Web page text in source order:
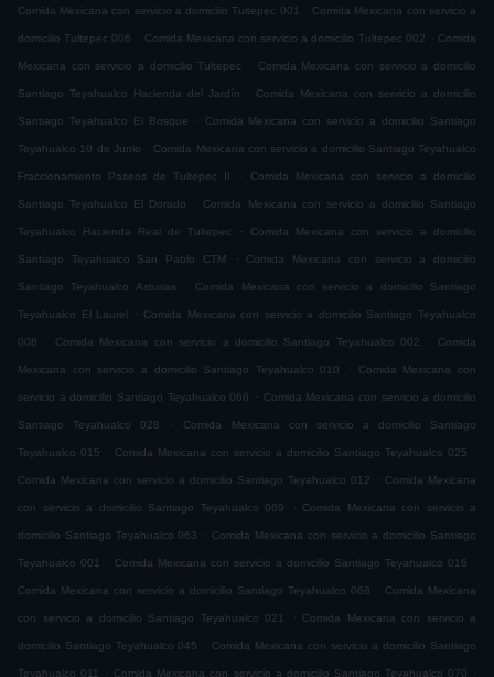
Comida Mexicana con servicio a domicilio Tultepec 001 . Comida Mexicana con servicio a
domicilio Tultepec 006 . Comida Mexicana con servicio a domicilio Tultepec 002 . Comida
Mexicana con servicio a domicilio Tultepec . Comida Mexicana con servicio a domicilio
Santiago Teyahualco Hacienda del Jardín . Comida Mexicana con servicio a domicilio
Santiago Teyahualco El Bosque . Comida Mexicana con servicio a domicilio Santiago
Teyahualco 10 de Junio . Comida Mexicana con servicio a domicilio Santiago Teyahualco
Fraccionamiento Paseos de Tultepec II . Comida Mexicana con servicio a domicilio
Santiago Teyahualco El Dorado . Comida Mexicana con servicio a domicilio Santiago
Teyahualco Hacienda Real de Tultepec . Comida Mexicana con servicio a domicilio
Santiago Teyahualco San Pablo CTM . Comida Mexicana con servicio a domicilio
Santiago Teyahualco Asturias . Comida Mexicana con servicio a domicilio Santiago
Teyahualco El Laurel . Comida Mexicana con servicio a domicilio Santiago Teyahualco
008 . Comida Mexicana con servicio a domicilio Santiago Teyahualco 002 . Comida
Mexicana con servicio a domicilio Santiago Teyahualco 010 . Comida Mexicana con
servicio a domicilio Santiago Teyahualco 066 . Comida Mexicana con servicio a domicilio
Santiago Teyahualco 028 . Comida Mexicana con servicio a domicilio Santiago
Teyahualco 015 . Comida Mexicana con servicio a domicilio Santiago Teyahualco 025 .
Comida Mexicana con servicio a domicilio Santiago Teyahualco 012 . Comida Mexicana
con servicio a domicilio Santiago Teyahualco 069 . Comida Mexicana con servicio a
domicilio Santiago Teyahualco 063 . Comida Mexicana con servicio a domicilio Santiago
Teyahualco 001 . Comida Mexicana con servicio a domicilio Santiago Teyahualco 016 .
Comida Mexicana con servicio a domicilio Santiago Teyahualco 068 . Comida Mexicana
con servicio a domicilio Santiago Teyahualco 021 . Comida Mexicana con servicio a
domicilio Santiago Teyahualco 045 . Comida Mexicana con servicio a domicilio Santiago
Teyahualco 011 . Comida Mexicana con servicio a domicilio Santiago Teyahualco 070 .